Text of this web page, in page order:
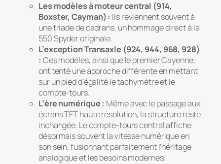
Les modèles à moteur central (914,
Boxster, Cayman) : Ils reviennent souvent à
une triade de cadrans, un hommage direct à la
550 Spyder originale.
L’exception Transaxle (924, 944, 968, 928)
: Ces modèles, ainsi que le premier Cayenne,
ont tenté une approche différente en mettant
sur un pied d’égalité le tachymètre et le
compte-tours.
L’ère numérique : Même avec le passage aux
écrans TFT haute résolution, la structure reste
inchangée. Le compte-tours central affiche
désormais souvent la vitesse numérique en
son sein, fusionnant parfaitement l’héritage
analogique et les besoins modernes.